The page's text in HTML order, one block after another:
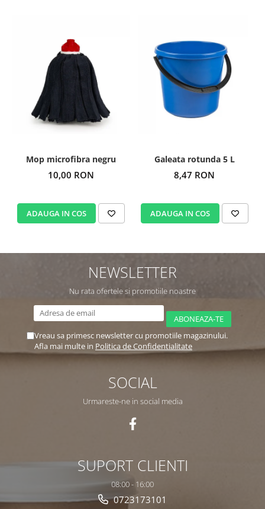
Mop microfibra negru
10,00 RON
ADAUGA IN COS
Galeata rotunda 5 L
8,47 RON
ADAUGA IN COS
NEWSLETTER
Nu rata ofertele si promotiile noastre
Vreau sa primesc newsletter cu promotiile magazinului.
Afla mai multe in Politica de Confidentialitate
SOCIAL
Urmareste-ne in social media
SUPORT CLIENTI
08:00 - 16:00
0723173101